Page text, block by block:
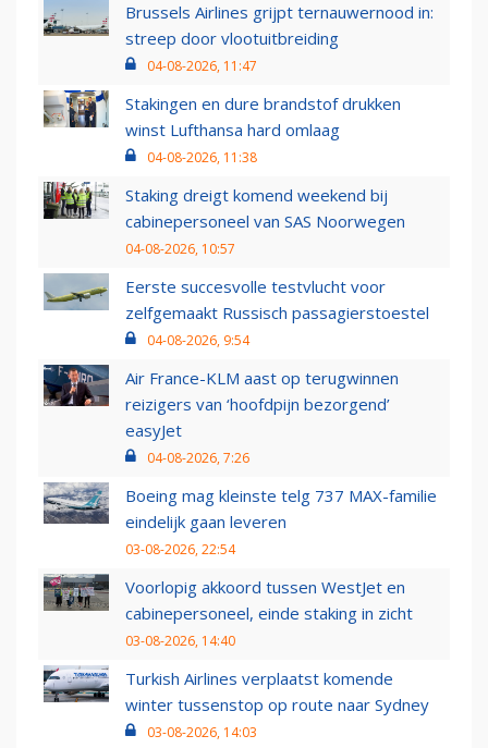
Brussels Airlines grijpt ternauwernood in:
streep door vlootuitbreiding
04-08-2026, 11:47
Stakingen en dure brandstof drukken
winst Lufthansa hard omlaag
04-08-2026, 11:38
Staking dreigt komend weekend bij
cabinepersoneel van SAS Noorwegen
04-08-2026, 10:57
Eerste succesvolle testvlucht voor
zelfgemaakt Russisch passagierstoestel
04-08-2026, 9:54
Air France-KLM aast op terugwinnen
reizigers van ‘hoofdpijn bezorgend’
easyJet
04-08-2026, 7:26
Boeing mag kleinste telg 737 MAX-familie
eindelijk gaan leveren
03-08-2026, 22:54
Voorlopig akkoord tussen WestJet en
cabinepersoneel, einde staking in zicht
03-08-2026, 14:40
Turkish Airlines verplaatst komende
winter tussenstop op route naar Sydney
03-08-2026, 14:03